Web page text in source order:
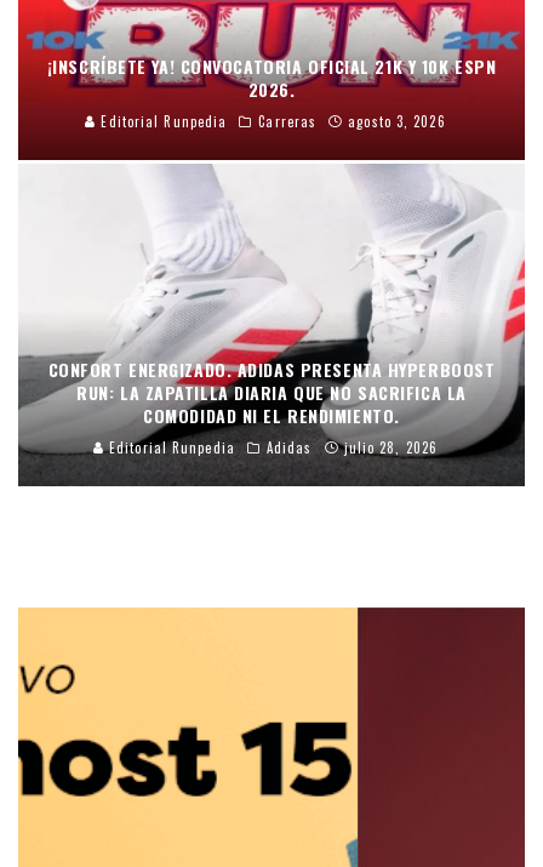
¡INSCRÍBETE YA! CONVOCATORIA OFICIAL 21K Y 10K ESPN
2026.
Editorial Runpedia Carreras agosto 3, 2026
CONFORT ENERGIZADO. ADIDAS PRESENTA HYPERBOOST
RUN: LA ZAPATILLA DIARIA QUE NO SACRIFICA LA
COMODIDAD NI EL RENDIMIENTO.
Editorial Runpedia Adidas julio 28, 2026